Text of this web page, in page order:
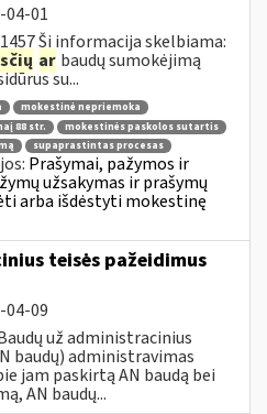
04-01
Ši informacija skelbiama:
ar baudų sumokėjimą
su...
mokestinė nepriemoka
88 str.
mokestinės paskolos sutartis
supaprastintas procesas
Prašymai, pažymos ir
užsakymas ir prašymų
arba išdėstyti mokestinę
teisės pažeidimus
04-09
už administracinius
baudų) administravimas
jam paskirtą AN baudą bei
AN baudų...